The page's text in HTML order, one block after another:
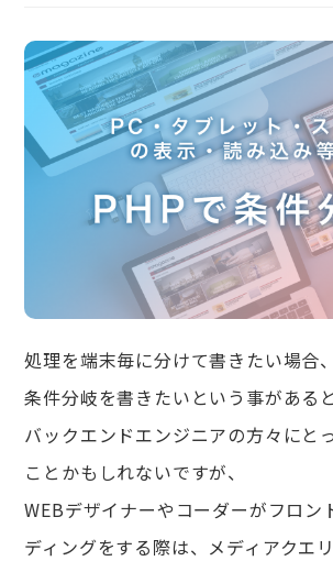
処理を端末毎に分けて書きたい場合
条件分岐を書きたいという事がある
バックエンドエンジニアの方々にと
ことかもしれないですが、
WEBデザイナーやコーダーがフロン
ディングをする際は、メディアクエ